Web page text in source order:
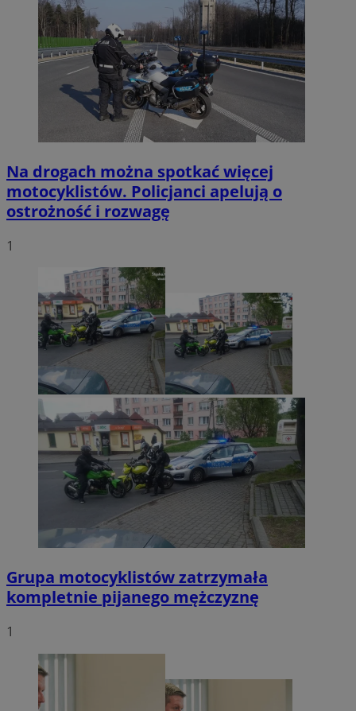
Na drogach można spotkać więcej
motocyklistów. Policjanci apelują o
ostrożność i rozwagę
1
Grupa motocyklistów zatrzymała
kompletnie pijanego mężczyznę
1